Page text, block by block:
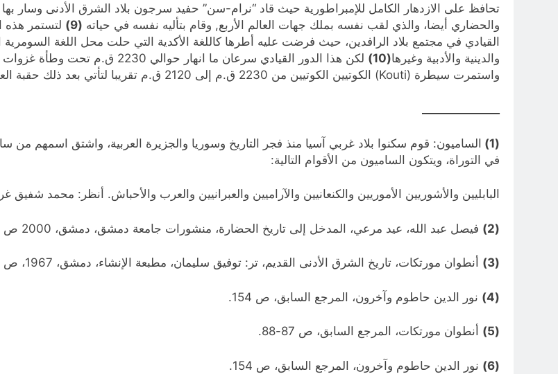
تحافظ على الازدهار الكامل للإمبراطورية حيث قاد “نرام-سن” حفيد سرجون بلاد الشرق الأدنى وسار
والحضاري أيضا، والذي لقب نفسه بملك جهات العالم الأربع, وقام بتأليه نفسه في حياته (9)
لتستمر هذه
القيادي في مجتمع بلاد الرافدين، حيث فرضت عليه أطرها كاللغة الأكدية التي حلت محل اللغة
والدينية والأدبية وغيرها(10)
لكن هذا الدور القيادي سرعان ما
واستمرت سيطرة (Kouti) الكوتيين الكوتيين من 2230 ق.م إلى 2120 ق.م تقريبا لتأتي بعد ذلك حقبة العصر السومري الجديد
(1)
الساميون: قوم سكنوا بلاد غربي آسيا منذ فجر التاريخ وسوريا والجزيرة العربية، واشتق اسمهم
في التوراة، ويتكون الساميون من الأقوام التالية:
البابليين والأشوريين الأموريين والكنعانيين والآراميين والعبرانيين والعرب والأحباش. أنظر: محمد شفيق
(2) فيصل عبد الله، عيد مرعي، المدخل إلى تاريخ الحضارة، منشورات جامعة دمشق، دمشق، 2000 ص 48.
(3) أنطوان مورتكات، تاريخ الشرق الأدنى القديم، تر: توفيق سليمان، مطبعة الإنشاء، دمشق، 1967، ص 84.
(4) نور الدين حاطوم وآخرون، المرجع السابق، ص 154.
(5) أنطوان مورتكات، المرجع السابق، ص 87-88.
(6) نور الدين حاطوم وآخرون، المرجع السابق، ص 154.